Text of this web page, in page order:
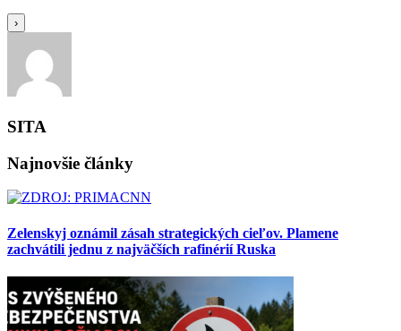
›
SITA
Najnovšie články
Zelenskyj oznámil zásah strategických cieľov. Plamene
zachvátili jednu z najväčších rafinérií Ruska